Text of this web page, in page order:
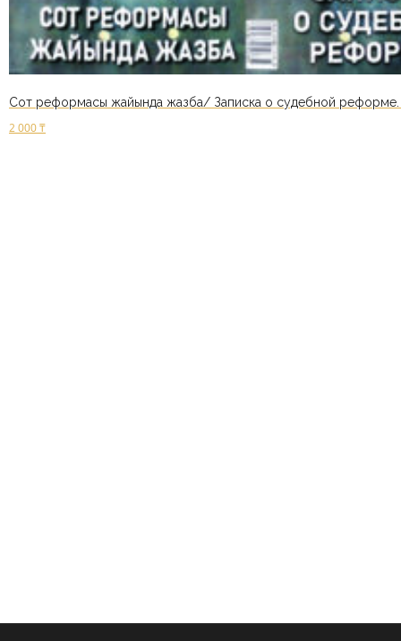
Сот реформасы жайында жазба/ Записка о судебной реформе.
2 000₸